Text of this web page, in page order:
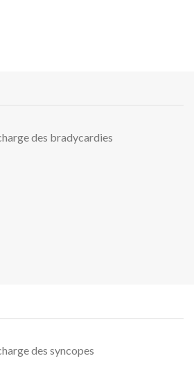
des bradycardies
des syncopes